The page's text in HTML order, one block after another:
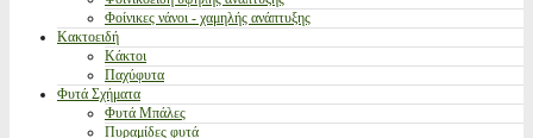
Φοίνικες νάνοι - χαμηλής ανάπτυξης
Κακτοειδή
Κάκτοι
Παχύφυτα
Φυτά Σχήματα
Φυτά Μπάλες
Πυραμίδες φυτά